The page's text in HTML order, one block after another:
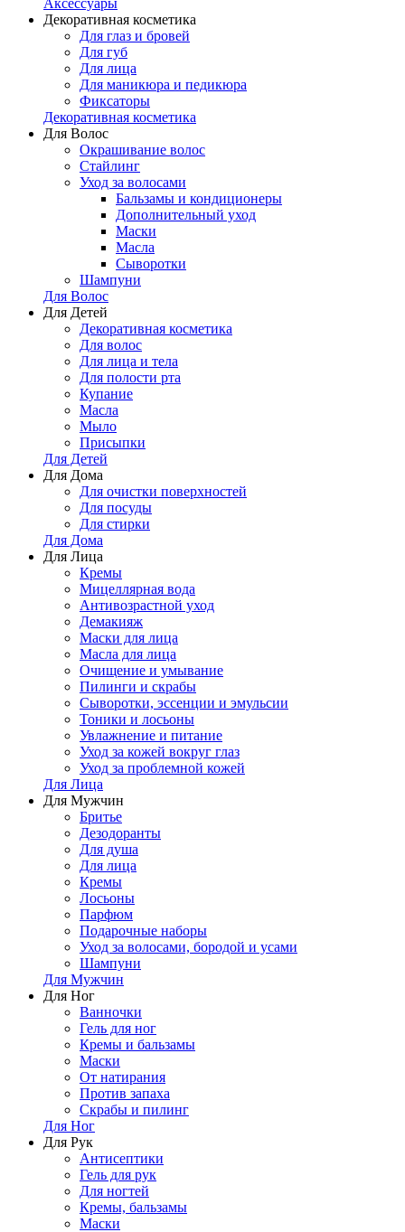
Аксессуары
Декоративная косметика
Для глаз и бровей
Для губ
Для лица
Для маникюра и педикюра
Фиксаторы
Декоративная косметика
Для Волос
Окрашивание волос
Стайлинг
Уход за волосами
Бальзамы и кондиционеры
Дополнительный уход
Маски
Масла
Сыворотки
Шампуни
Для Волос
Для Детей
Декоративная косметика
Для волос
Для лица и тела
Для полости рта
Купание
Масла
Мыло
Присыпки
Для Детей
Для Дома
Для очистки поверхностей
Для посуды
Для стирки
Для Дома
Для Лица
Кремы
Мицеллярная вода
Антивозрастной уход
Демакияж
Маски для лица
Масла для лица
Очищение и умывание
Пилинги и скрабы
Сыворотки, эссенции и эмульсии
Тоники и лосьоны
Увлажнение и питание
Уход за кожей вокруг глаз
Уход за проблемной кожей
Для Лица
Для Мужчин
Бритье
Дезодоранты
Для душа
Для лица
Кремы
Лосьоны
Парфюм
Подарочные наборы
Уход за волосами, бородой и усами
Шампуни
Для Мужчин
Для Ног
Ванночки
Гель для ног
Кремы и бальзамы
Маски
От натирания
Против запаха
Скрабы и пилинг
Для Ног
Для Рук
Антисептики
Гель для рук
Для ногтей
Кремы, бальзамы
Маски